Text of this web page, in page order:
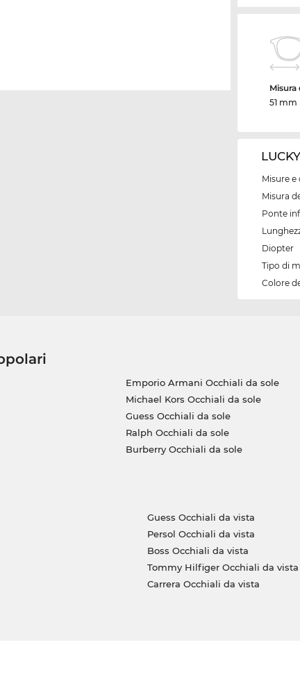
Misura
51 mm
Misure e
Misura
Ponte
Diopter
Tipo di
Colore
Emporio Armani Occhiali da sole
Michael Kors Occhiali da sole
Guess Occhiali da sole
Ralph Occhiali da sole
Burberry Occhiali da sole
Guess Occhiali da vista
Persol Occhiali da vista
Boss Occhiali da vista
Tommy Hilfiger Occhiali da vista
Carrera Occhiali da vista